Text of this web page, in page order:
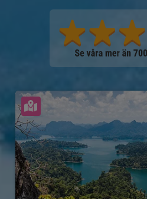
Se karta